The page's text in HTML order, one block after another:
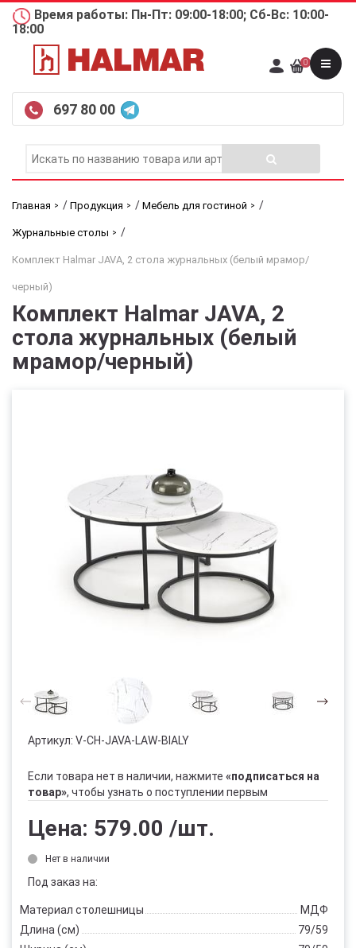
Время работы: Пн-Пт: 09:00-18:00; Сб-Вс: 10:00-
18:00
697 80 00
0
Главная / Продукция / Мебель для гостиной /
Журнальные столы /
Комплект Halmar JAVA, 2 стола журнальных (белый мрамор/
черный)
Комплект Halmar JAVA, 2
стола журнальных (белый
мрамор/черный)
Артикул: V-CH-JAVA-LAW-BIALY
Если товара нет в наличии, нажмите «подписаться на
товар», чтобы узнать о поступлении первым
Цена: 579.00 /шт.
Нет в наличии
Под заказ на:
Материал столешницы
МДФ
Длина (см)
79/59